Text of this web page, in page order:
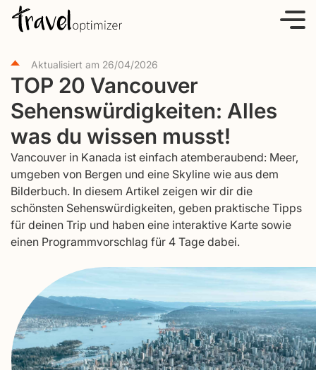
Aktualisiert am 26/04/2026
TOP 20 Vancouver
Sehenswürdigkeiten: Alles
was du wissen musst!
Vancouver in Kanada ist einfach atemberaubend: Meer,
umgeben von Bergen und eine Skyline wie aus dem
Bilderbuch. In diesem Artikel zeigen wir dir die
schönsten Sehenswürdigkeiten, geben praktische Tipps
für deinen Trip und haben eine interaktive Karte sowie
einen Programmvorschlag für 4 Tage dabei.